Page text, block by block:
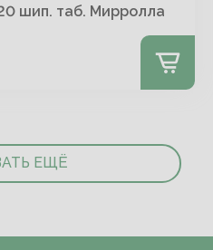
шип. таб. Мирролла
ЕЩЁ